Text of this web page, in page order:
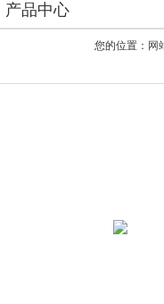
产品中心
您的位置： 网